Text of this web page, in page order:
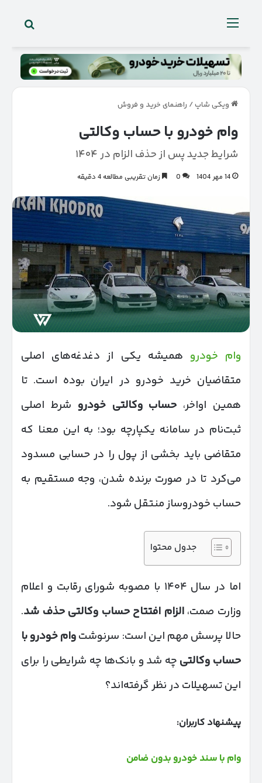
منو
ویکی شاپ/ راهنمای خرید و فروش
وام خودرو با حساب وکالتی
شرایط جدید پس از حذف الزام در ۱۴۰۴
14 مهر 1404 0 زمان تقریبی مطالعه 4 دقیقه
وام خودرو همیشه یکی از دغدغه‌های اصلی
متقاضیان خرید خودرو در ایران بوده است. تا
همین اواخر، حساب وکالتی خودرو شرط اصلی
ثبت‌نام در سامانه یکپارچه بود؛ به این معنا که
متقاضی باید بخشی از پول را در حسابی مسدود
می‌کرد تا در صورت برنده شدن، وجه مستقیم به
حساب خودروساز منتقل شود.
جدول محتوا
اما در سال ۱۴۰۴ با مصوبه شورای رقابت و اعلام
وزارت صمت،الزام افتتاح حساب وکالتی حذف شد.
حالا پرسش مهم این است: سرنوشتوام خودرو با
حساب وکالتی چه شد و بانک‌ها چه شرایطی را برای
این تسهیلات در نظر گرفته‌اند؟
پیشنهاد کاربران:
وام با سند خودرو بدون ضامن